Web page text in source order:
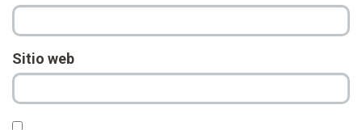
Sitio web